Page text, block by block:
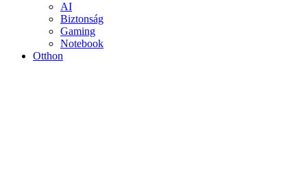
AI
Biztonság
Gaming
Notebook
Otthon